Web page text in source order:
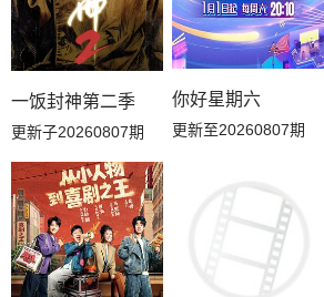
20260728解锁中加更 20260726花絮
20260721解锁中加更 20260719花絮
20260719补给站加更 20260718推门彩蛋
20260717居民采访 20260716下
一饭封神第二季
更新子20260807期
你好星期六
更新至20260807期